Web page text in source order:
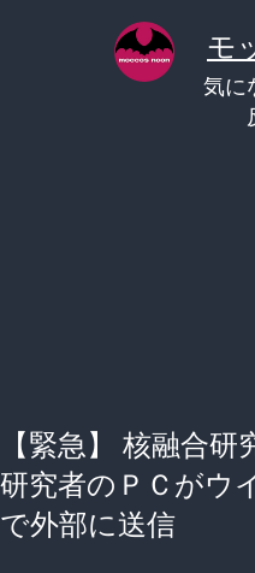
モ
気に
【緊急】 核融合
研究者のＰＣが
で外部に送信